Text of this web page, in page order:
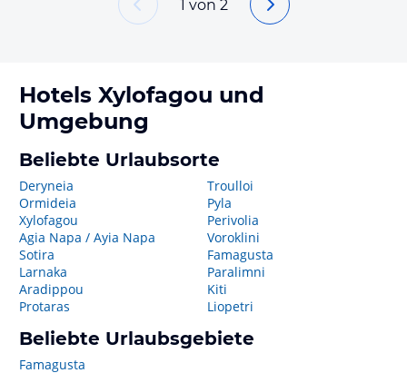
1 von 2
Hotels Xylofagou und
Umgebung
Beliebte Urlaubsorte
Deryneia
Ormideia
Xylofagou
Agia Napa / Ayia Napa
Sotira
Larnaka
Aradippou
Protaras
Troulloi
Pyla
Perivolia
Voroklini
Famagusta
Paralimni
Kiti
Liopetri
Beliebte Urlaubsgebiete
Famagusta